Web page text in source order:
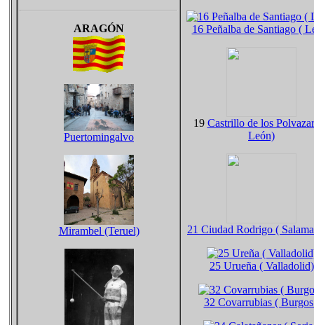
ARAGÓN
Puertomingalvo
Mirambel (Teruel)
16 Peñalba de Santiago (
19 Castrillo de los
León)
21 Ciudad Rodrigo (
25 Urueña ( Valladolid)
32 Covarrubias (